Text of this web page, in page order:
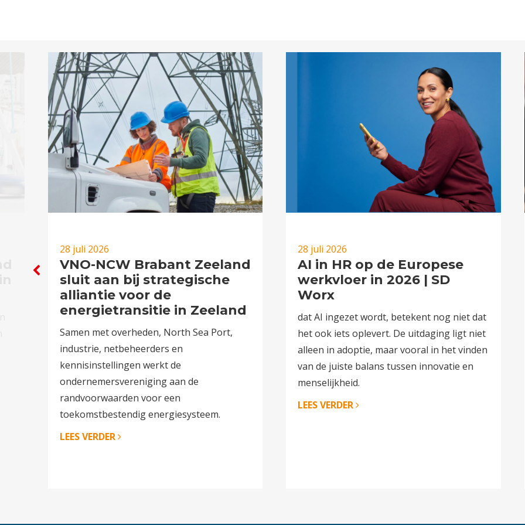
28 juli 2026
VNO-NCW Brabant Zeeland
sluit aan bij strategische
alliantie voor de
energietransitie in Zeeland
Samen met overheden, North Sea Port,
industrie, netbeheerders en
kennisinstellingen werkt de
ondernemersvereniging aan de
randvoorwaarden voor een
toekomstbestendig energiesysteem.
LEES VERDER
28 juli 2026
AI in HR op de Europese
werkvloer in 2026 | SD
Worx
dat AI ingezet wordt, betekent nog niet dat
het ook iets oplevert. De uitdaging ligt niet
alleen in adoptie, maar vooral in het vinden
van de juiste balans tussen innovatie en
menselijkheid.
LEES VERDER